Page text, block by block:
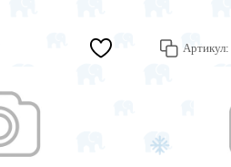
Артикул: